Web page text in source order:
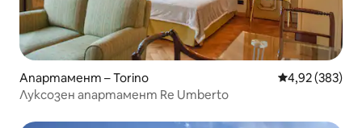
Апартамент – Torino Средна
4,92 (383)
Луксозен апартамент Re Umberto